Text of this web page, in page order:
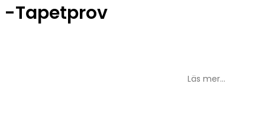
Tapetprov
Läs mer...